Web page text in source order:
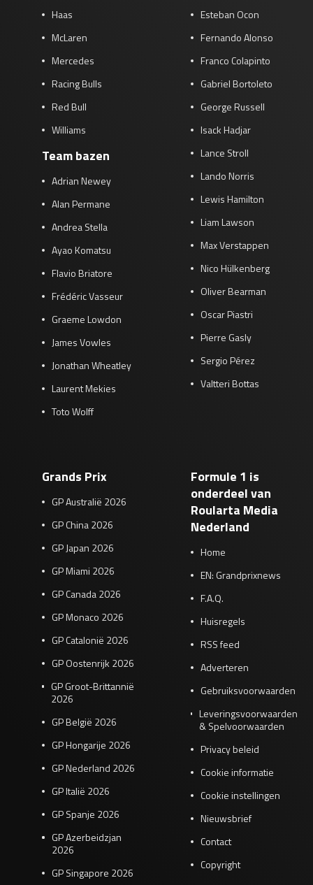
Haas
McLaren
Mercedes
Racing Bulls
Red Bull
Williams
Team bazen
Adrian Newey
Alan Permane
Andrea Stella
Ayao Komatsu
Flavio Briatore
Frédéric Vasseur
Graeme Lowdon
James Vowles
Jonathan Wheatley
Laurent Mekies
Toto Wolff
Esteban Ocon
Fernando Alonso
Franco Colapinto
Gabriel Bortoleto
George Russell
Isack Hadjar
Lance Stroll
Lando Norris
Lewis Hamilton
Liam Lawson
Max Verstappen
Nico Hülkenberg
Oliver Bearman
Oscar Piastri
Pierre Gasly
Sergio Pérez
Valtteri Bottas
Grands Prix
GP Australië 2026
GP China 2026
GP Japan 2026
GP Miami 2026
GP Canada 2026
GP Monaco 2026
GP Catalonië 2026
GP Oostenrijk 2026
GP Groot-Brittannië
2026
GP België 2026
GP Hongarije 2026
GP Nederland 2026
GP Italië 2026
GP Spanje 2026
GP Azerbeidzjan
2026
GP Singapore 2026
Formule 1 is
onderdeel van
Roularta Media
Nederland
Home
EN: Grandprixnews
F.A.Q.
Huisregels
RSS feed
Adverteren
Gebruiksvoorwaarden
Leveringsvoorwaarden
& Spelvoorwaarden
Privacy beleid
Cookie informatie
Cookie instellingen
Nieuwsbrief
Contact
Copyright